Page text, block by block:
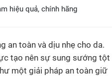
hiệu quả, chính hãng
an toàn và dịu nhẹ cho da.
tạo nên sự sung sướng tột
một giải pháp an toàn giữ